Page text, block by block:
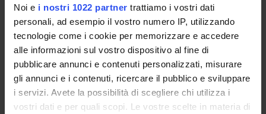
Noi e i nostri 1022 partner trattiamo i vostri dati
personali, ad esempio il vostro numero IP, utilizzando
tecnologie come i cookie per memorizzare e accedere
alle informazioni sul vostro dispositivo al fine di
pubblicare annunci e contenuti personalizzati, misurare
gli annunci e i contenuti, ricercare il pubblico e sviluppare
i servizi. Avete la possibilità di scegliere chi utilizza i
vostri dati e per quali scopi. Le vostre scelte in materia di
CORSI DI STUDIO
DOTTORATI, MASTER E FORMAZIONE SUPERIORE
Contatti
Persone
Luoghi